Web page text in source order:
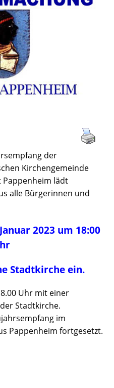
der
Kirchengemeinde
Pappenheim lädt
alle Bürgerinnen und
2023 um 18:00
Stadtkirche ein.
Uhr mit einer
Stadtkirche.
im
Pappenheim fortgesetzt.